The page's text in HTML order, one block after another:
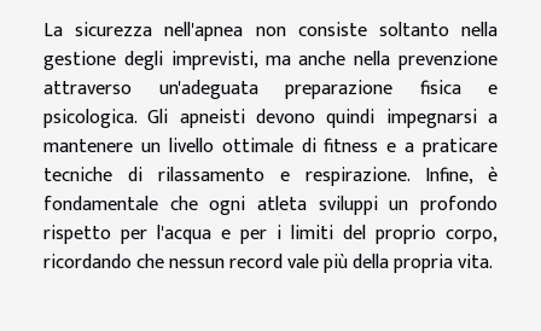
La sicurezza nell'apnea non consiste soltanto nella
gestione degli imprevisti, ma anche nella prevenzione
attraverso un'adeguata preparazione fisica e
psicologica. Gli apneisti devono quindi impegnarsi a
mantenere un livello ottimale di fitness e a praticare
tecniche di rilassamento e respirazione. Infine, è
fondamentale che ogni atleta sviluppi un profondo
rispetto per l'acqua e per i limiti del proprio corpo,
ricordando che nessun record vale più della propria vita.